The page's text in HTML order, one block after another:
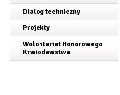
Dialog techniczny
Projekty
Wolontariat Honorowego
Krwiodawstwa